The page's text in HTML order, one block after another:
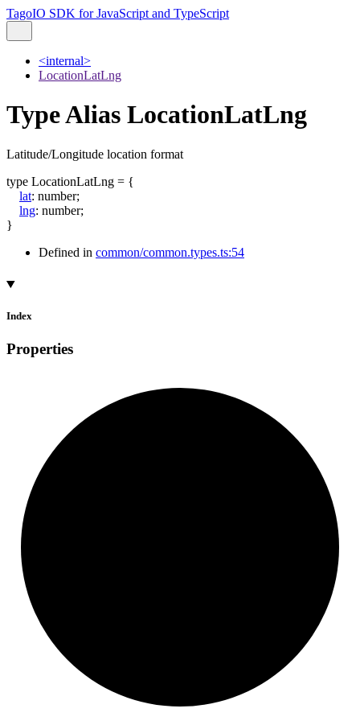
TagoIO SDK for JavaScript and TypeScript
<internal>
LocationLatLng
Type Alias LocationLatLng
Latitude/Longitude location format
type LocationLatLng = {
lat: number;
lng: number;
}
Defined in common/common.types.ts:54
Index
Properties